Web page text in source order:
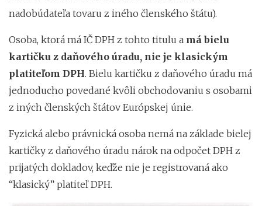
nadobúdateľa tovaru z iného členského štátu).
Osoba, ktorá má IČ DPH z tohto titulu a má bielu
kartičku z daňového úradu, nie je klasickým
platiteľom DPH. Bielu kartičku z daňového úradu má
jednoducho povedané kvôli obchodovaniu s osobami
z iných členských štátov Európskej únie.
Fyzická alebo právnická osoba nemá na základe bielej
kartičky z daňového úradu nárok na odpočet DPH z
prijatých dokladov, keďže nie je registrovaná ako
“klasický” platiteľ DPH.